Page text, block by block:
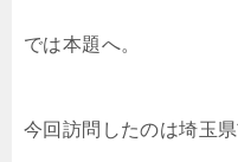
では本題へ。
今回訪問したのは埼玉